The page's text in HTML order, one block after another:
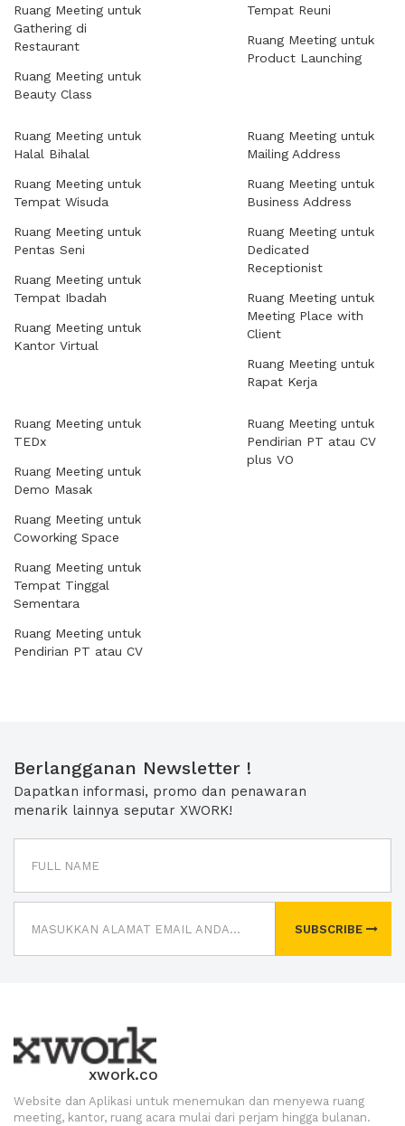
Ruang Meeting untuk
Gathering di
Restaurant
Ruang Meeting untuk
Beauty Class
Tempat Reuni
Ruang Meeting untuk
Product Launching
Ruang Meeting untuk
Halal Bihalal
Ruang Meeting untuk
Tempat Wisuda
Ruang Meeting untuk
Pentas Seni
Ruang Meeting untuk
Tempat Ibadah
Ruang Meeting untuk
Kantor Virtual
Ruang Meeting untuk
Mailing Address
Ruang Meeting untuk
Business Address
Ruang Meeting untuk
Dedicated
Receptionist
Ruang Meeting untuk
Meeting Place with
Client
Ruang Meeting untuk
Rapat Kerja
Ruang Meeting untuk
TEDx
Ruang Meeting untuk
Demo Masak
Ruang Meeting untuk
Coworking Space
Ruang Meeting untuk
Tempat Tinggal
Sementara
Ruang Meeting untuk
Pendirian PT atau CV
Ruang Meeting untuk
Pendirian PT atau CV
plus VO
Berlangganan Newsletter !
Dapatkan informasi, promo dan penawaran
menarik lainnya seputar XWORK!
SUBSCRIBE
xwork.co
Website dan Aplikasi untuk menemukan dan menyewa ruang
meeting, kantor, ruang acara mulai dari perjam hingga bulanan.